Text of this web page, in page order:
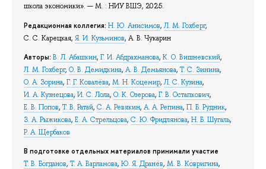
школа экономики». — М. : НИУ ВШЭ, 2025.
Редакционная коллегия: Н. Ю. Анисимов,Л. М. Гохберг,
С. С. Карецкая, Я. И. Кузьминов, А. В. Чукарин
Авторы: В. Л. Абашкин, Г. И. Абдрахманова, К. О. Вишневский,
Л. М. Гохберг, О. В. Демидкина, А. В. Демьянова, Т. С. Зинина,
О. А. Зорина, Г. Г. Ковалёва, М. Н. Коцемир,Л. С. Кузина,
И. А. Кузнецова, И. С. Лола, О. К. Озерова, Г. В. Остапкович,
Е. В. Попов, Т. В. Ратай, С. А. Ревякин, А. А. Репина, П. Б. Рудник,
З. А. Рыжикова, Е. А. Стрельцова, С. Ю. Фридлянова, Н. Б. Шугаль,
Р. А. Щербаков
В подготовке отдельных материалов принимали участие
Т. В. Богданов, Т. А. Варламова, Ю. Я. Дранёв, М. В. Ковригина,